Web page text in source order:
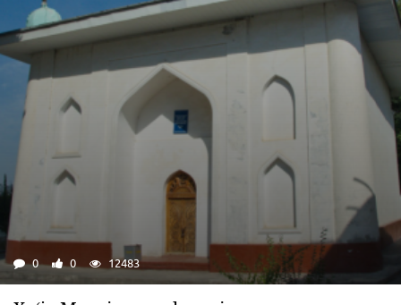
0 0 12483